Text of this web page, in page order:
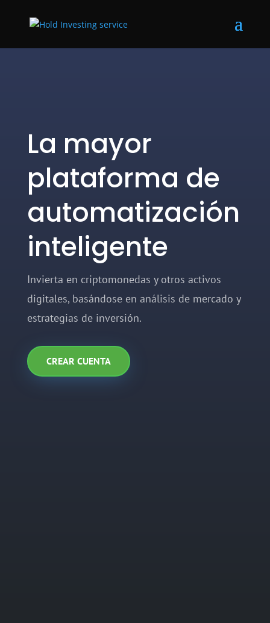
La mayor
plataforma de
automatización
inteligente
Invierta en criptomonedas y otros activos
digitales, basándose en análisis de mercado y
estrategias de inversión.
CREAR CUENTA